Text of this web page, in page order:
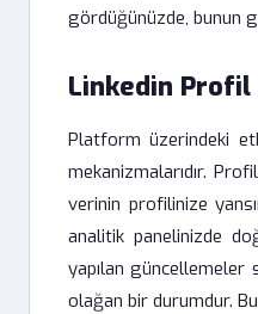
gördüğünüzde, bunun
Linkedin Profil
Platform üzerindeki
mekanizmalarıdır.
verinin profilinize
analitik panelinizde
yapılan güncellemeler
olağan bir durumdur.